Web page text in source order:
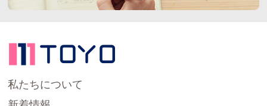
私たちについて